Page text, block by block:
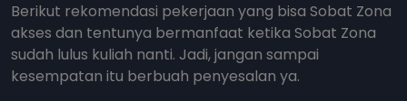
Berikut rekomendasi pekerjaan yang bisa Sobat Zona
akses dan tentunya bermanfaat ketika Sobat Zona
sudah lulus kuliah nanti. Jadi, jangan sampai
kesempatan itu berbuah penyesalan ya.